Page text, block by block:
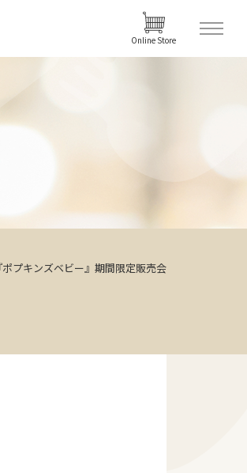
Online Store
ポプキンズベビー』期間限定販売会